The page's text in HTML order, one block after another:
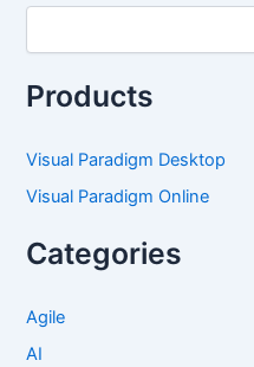
Products
Visual Paradigm Desktop
Visual Paradigm Online
Categories
Agile
AI